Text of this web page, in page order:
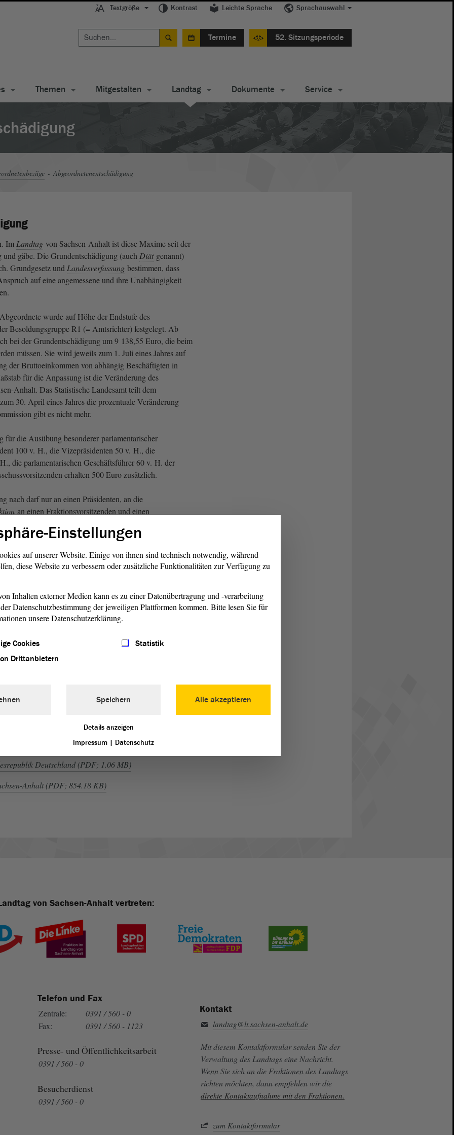
Textgröße Kontrast Leichte Sprache Sprachauswahl
Termine 52. Sitzungsperiode
Themen Mitgestalten Landtag Dokumente Service
Abgeordnetenentschädigung
Im Landtag von Sachsen-Anhalt ist diese Maxime seit der
und gäbe. Die Grundentschädigung (auch Diät genannt)
Grundgesetz und Landesverfassung bestimmen, dass
auf eine angemessene und ihre Unabhängigkeit
wurde auf Höhe der Endstufe des
Besoldungsgruppe R1 (= Amtsrichter) festgelegt. Ab
bei der Grundentschädigung um 9 138,55 Euro, die beim
müssen. Sie wird jeweils zum 1. Juli eines Jahres auf
der Bruttoeinkommen von abhängig Beschäftigten in
für die Anpassung ist die Veränderung des
Anhalt. Das Statistische Landesamt teilt dem
30. April eines Jahres die prozentuale Veränderung
gibt es nicht mehr.
für die Ausübung besonderer parlamentarischer
100 v. H., die Vizepräsidenten 50 v. H., die
die parlamentarischen Geschäftsführer 60 v. H. der
erhalten 500 Euro zusätzlich.
nach darf nur an einen Präsidenten, an die
an einen Fraktionsvorsitzenden und einen
gezahlt werden. Hat eine
erhalten diese jeweils die Hälfte der zusätzlichen
wird noch eine steuerfreie Pauschale für
in Höhe von 2 372,27 Euro ausgezahlt.
Wahlkreisbüro.
Parlamentarier (mindestens ein Jahr lang) werden den
682.59 KB)
Deutschland (PDF; 1.06 MB)
Anhalt (PDF; 854.18 KB)
von Sachsen-Anhalt vertreten:
Telefon und Fax
Zentrale:
0391 / 560 - 0
Fax:
0391 / 560 - 1123
Presse- und Öffentlichkeitsarbeit
0391 / 560 - 0
Besucherdienst
0391 / 560 - 0
Kontakt
landtag@lt.sachsen-anhalt.de
Mit diesem Kontaktformular senden Sie der
Verwaltung des Landtags eine Nachricht.
Wenn Sie sich an die Fraktionen des Landtags
richten möchten, dann empfehlen wir die
direkte Kontaktaufnahme mit den Fraktionen.
zum Kontaktformular
Einstellungen
auf unserer Website. Einige von ihnen sind technisch notwendig, während
diese Website zu verbessern oder zusätzliche Funktionalitäten zur Verfügung zu
Inhalten externer Medien kann es zu einer Datenübertragung und -verarbeitung
Datenschutzbestimmung der jeweiligen Plattformen kommen. Bitte lesen Sie für
unsere Datenschutzerklärung.
Cookies
Statistik
Drittanbietern
Alle akzeptieren
Speichern
Details anzeigen
Impressum | Datenschutz